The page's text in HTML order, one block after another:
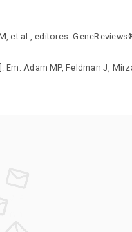
et al., editores.
Adam MP, Feldman J,